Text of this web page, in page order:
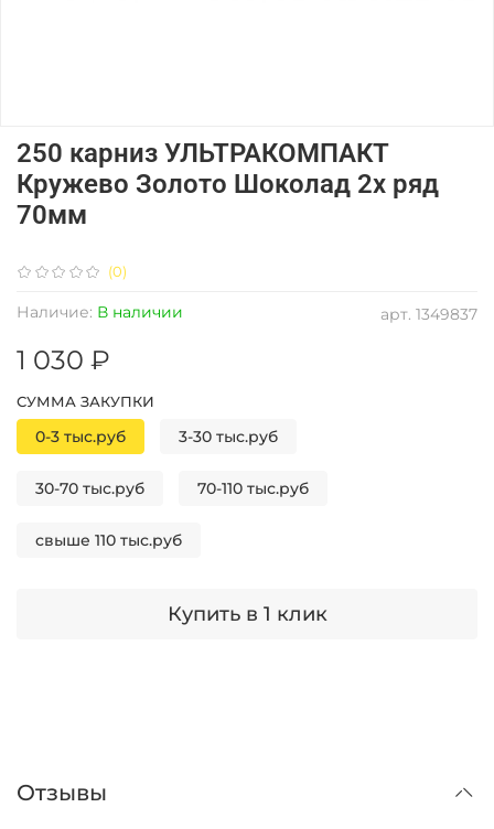
(0)
арт. 1349837
Наличие: В наличии
250 карниз УЛЬТРАКОМПАКТ
Кружево Золото Шоколад 2х ряд
70мм
1 030 ₽
Купить в 1 клик
СУММА ЗАКУПКИ
0-3 тыс.руб 3-30 тыс.руб
30-70 тыс.руб 70-110 тыс.руб
свыше 110 тыс.руб
Отзывы